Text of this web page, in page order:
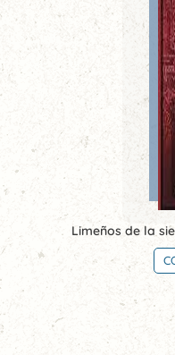
Limeños de la